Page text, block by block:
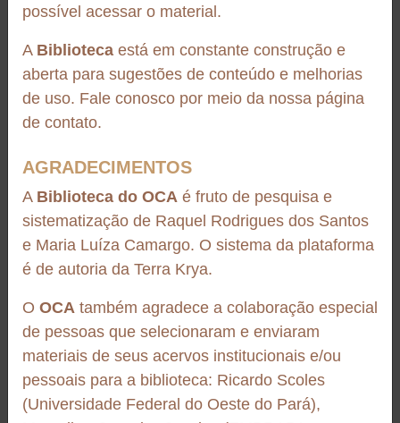
Livro
Castanha-da-Amazônia: estudos sobre a espécie e sua
Coleção em quatro volumes que aprofunda os aspectos sociais,
(Bertholletia excelsa). A obra destaca a relevância da espécie para o
d...
Boas Práticas Na Prática - Semear Castanha
Editora:
Fonte:Mycotoxin Research, v. 36
Idiomas:Inglês
Cidade: TIERGARTENSTRASSE 17, D-69121
HEIDELBERG, GERMANY
DOI:10.1007/s12550-019-00380-w
Ecologia Mycotoxins qPCR
Baixar documento
http://link.springer.com/10.1007/s12550-019-
00380-w
possível acessar o material.
A Biblioteca está em constante construção e
aberta para sugestões de conteúdo e melhorias
de uso. Fale conosco por meio da nossa página
de contato.
AGRADECIMENTOS
A Biblioteca do OCA é fruto de pesquisa e
sistematização de Raquel Rodrigues dos Santos
e Maria Luíza Camargo. O sistema da plataforma
é de autoria da Terra Krya.
O OCA também agradece a colaboração especial
de pessoas que selecionaram e enviaram
materiais de seus acervos institucionais e/ou
pessoais para a biblioteca: Ricardo Scoles
(Universidade Federal do Oeste do Pará),